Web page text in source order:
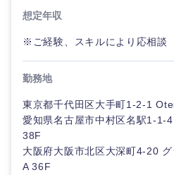
想定年収
※ご経験、スキルにより応相談
勤務地
東京都千代田区大手町1-2-1
愛知県名古屋市中村区名駅1-
38F
大阪府大阪市北区大深町4‐20
A 36F